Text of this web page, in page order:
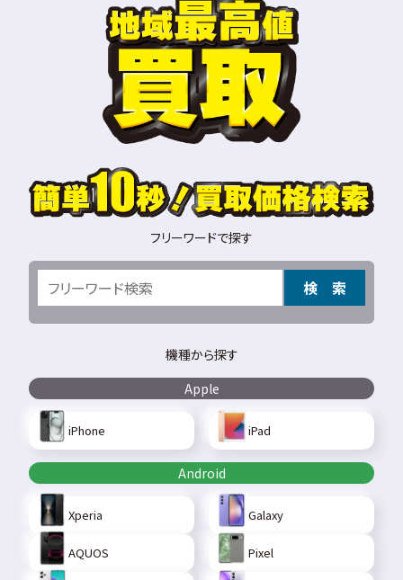
フリーワードで探す
検 索
機種から探す
Apple
iPhone iPad
Android
Xperia Galaxy
AQUOS Pixel